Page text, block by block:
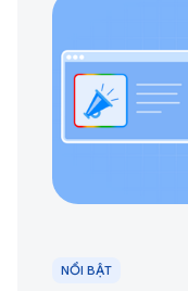
NỔI BẬT